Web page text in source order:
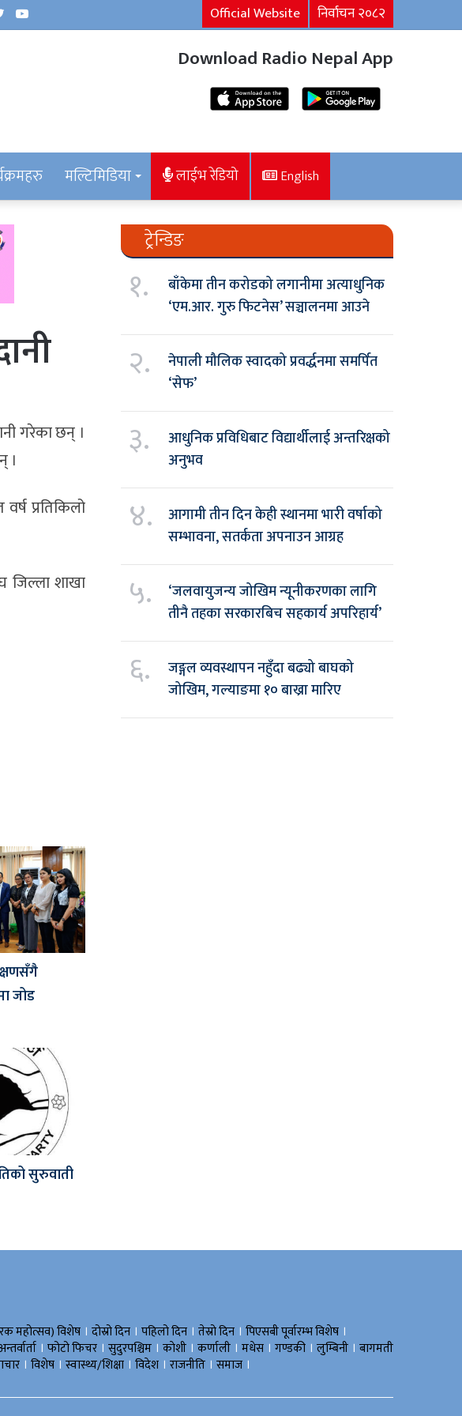
TwitterYouTube Official Website निर्वाचन २०८२
Download Radio Nepal App
मल्टिमिडिया लाईभ रेडियो English
गरेका छन् ।
।
प्रतिकिलो
जिल्ला शाखा
जोड
सुरुवाती
ट्रेन्डिङ
१.
बाँकेमा तीन करोडको लगानीमा अत्याधुनिक
‘एम.आर. गुरु फिटनेस’ सञ्चालनमा आउने
२.
नेपाली मौलिक स्वादको प्रवर्द्धनमा समर्पित
‘सेफ’
३.
आधुनिक प्रविधिबाट विद्यार्थीलाई अन्तरिक्षको
अनुभव
४.
आगामी तीन दिन केही स्थानमा भारी वर्षाको
सम्भावना, सतर्कता अपनाउन आग्रह
५.
‘जलवायुजन्य जोखिम न्यूनीकरणका लागि
तीनै तहका सरकारबिच सहकार्य अपरिहार्य’
६.
जङ्गल व्यवस्थापन नहुँदा बढ्यो बाघको
जोखिम, गल्याङमा १० बाख्रा मारिए
महोत्सव) विशेष । दोस्रो दिन । पहिलो दिन । तेस्रो दिन । पिएसबी पूर्वारम्भ विशेष ।
। फोटो फिचर । सुदुरपश्चिम । काेशी । कर्णाली । मधेस । गण्डकी । लुम्बिनी । बागमती
। विशेष । स्वास्थ्य/शिक्षा । विदेश । राजनीति । समाज ।